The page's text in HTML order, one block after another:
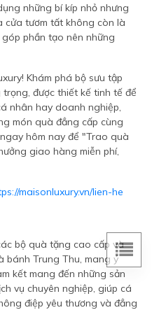
những bí kíp nhỏ nhưng
cửa tươm tất không còn là
phần tạo nên những
Khám phá bộ sưu tập
được thiết kế tinh tế để
nhân hay doanh nghiệp,
món quà đẳng cấp cùng
hôm nay để "Trao quà
giao hàng miễn phí,
maisonluxury.vn/lien-he
bộ quà tặng cao cấp và
bánh Trung Thu, mang ý
kết mang đến những sản
vụ chuyên nghiệp, giúp cá
điệp yêu thương và đẳng